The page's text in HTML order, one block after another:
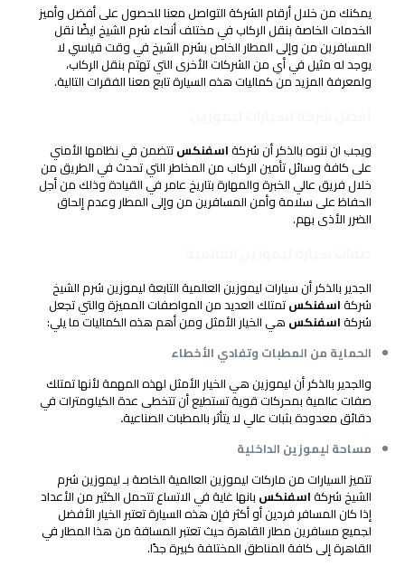
يمكنك من خلال أرقام الشركة التواصل معنا للحصول على أفضل وأميز
الخدمات الخاصة بنقل الركاب في مختلف أنحاء شرم الشيخ ايضًا نقل
المسافرين من وإلى المطار الخاص بشرم الشيخ في وقت قياسي لا
يوجد له مثيل في أي من الشركات الأخرى التي تهتم بنقل الركاب،
ولمعرفة المزيد من كماليات هذه السيارة تابع معنا الفقرات التالية.
ويجب ان ننوه بالذكر أن شركةاسفنكستتضمن في نظامها الأمني
على كافة وسائل تأمين الركاب من المخاطر التي تحدث في الطريق من
خلال فريق عالي الخبرة والمهارة بتاريخ عامر في القيادة وذلك من أجل
الحفاظ على سلامة وأمن المسافرين من وإلى المطار وعدم إلحاق
الضرر الأذى بهم.
الجدير بالذكر أن سيارات ليموزين العالمية التابعة ليموزين شرم الشيخ
شركةاسفنكستمتلك العديد من المواصفات المميزة والتي تجعل
شركةاسفنكس هي الخيار الأمثل ومن أهم هذه الكماليات ما يلي:
الحماية من المطبات وتفادي الأخطاء
والجدير بالذكر أن ليموزين هي الخيار الأمثل لهذه المهمة لأنها تمتلك
صفات عالمية بمحركات قوية تستطيع أن تتخطى عدة الكيلومترات في
دقائق معدودة بثبات عالي لا يتأثر بالمطبات الصناعية.
مساحة ليموزين الداخلية
تتميز السيارات من ماركات ليموزين العالمية الخاصة بـ ليموزين شرم
الشيخ شركةاسفنكس بانها غاية في الاتساع تتحمل الكثير من الأعداد
إذا كان المسافر فردين أو أكثر فإن هذه السيارة تعتبر الخيار الأفضل
لجميع مسافرين مطار القاهرة حيث تعتبر المسافة من هذا المطار في
القاهرة إلى كافة المناطق المختلفة كبيرة جدًا.